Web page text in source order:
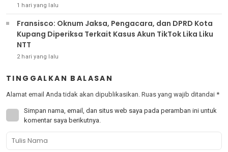
1 hari yang lalu
Fransisco: Oknum Jaksa, Pengacara, dan DPRD Kota
Kupang Diperiksa Terkait Kasus Akun TikTok Lika Liku
NTT
2 hari yang lalu
TINGGALKAN BALASAN
Alamat email Anda tidak akan dipublikasikan. Ruas yang wajib ditandai *
Simpan nama, email, dan situs web saya pada peramban ini untuk
komentar saya berikutnya.